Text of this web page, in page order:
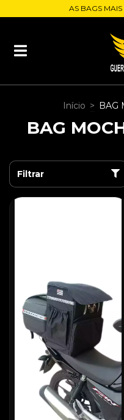
AS BAGS
Início > BAG
BAG
Filtrar